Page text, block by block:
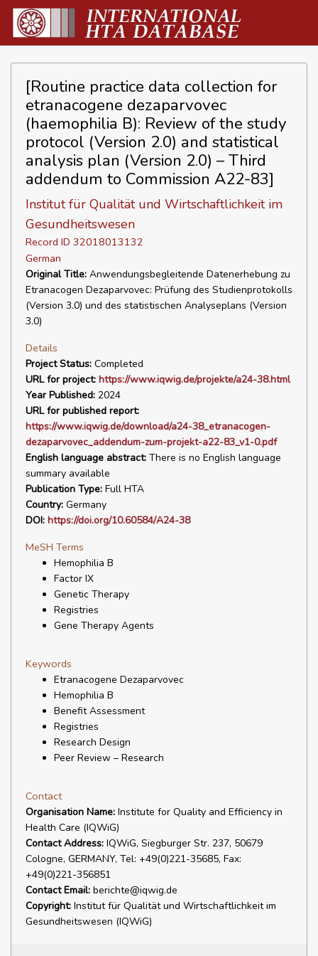
[Routine practice data collection for
etranacogene dezaparvovec
(haemophilia B): Review of the study
protocol (Version 2.0) and statistical
analysis plan (Version 2.0) – Third
addendum to Commission A22-83]
Institut für Qualität und Wirtschaftlichkeit im
Gesundheitswesen
Record ID 32018013132
German
Original Title: Anwendungsbegleitende Datenerhebung zu
Etranacogen Dezaparvovec: Prüfung des Studienprotokolls
(Version 3.0) und des statistischen Analyseplans (Version
3.0)
Details
Project Status: Completed
URL for project: https://www.iqwig.de/projekte/a24-38.html
Year Published: 2024
URL for published report:
https://www.iqwig.de/download/a24-38_etranacogen-
dezaparvovec_addendum-zum-projekt-a22-83_v1-0.pdf
English language abstract: There is no English language
summary available
Publication Type: Full HTA
Country: Germany
DOI: https://doi.org/10.60584/A24-38
MeSH Terms
Hemophilia B
Factor IX
Genetic Therapy
Registries
Gene Therapy Agents
Keywords
Etranacogene Dezaparvovec
Hemophilia B
Benefit Assessment
Registries
Research Design
Peer Review – Research
Contact
Organisation Name: Institute for Quality and Efficiency in
Health Care (IQWiG)
Contact Address: IQWiG, Siegburger Str. 237, 50679
Cologne, GERMANY, Tel: +49(0)221-35685, Fax:
+49(0)221-356851
Contact Email: berichte@iqwig.de
Copyright: Institut für Qualität und Wirtschaftlichkeit im
Gesundheitswesen (IQWiG)